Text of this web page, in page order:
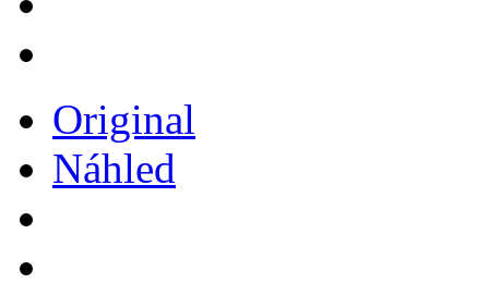
Original
Náhled